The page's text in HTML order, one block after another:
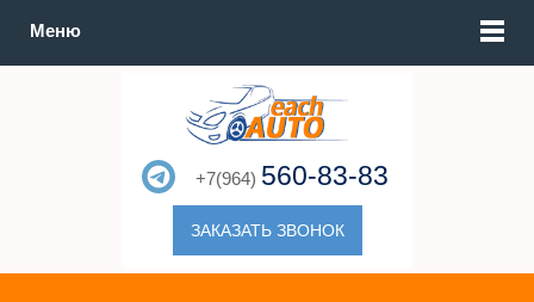
+7(964) 560-83-83
ЗАКАЗАТЬ ЗВОНОК
Меню